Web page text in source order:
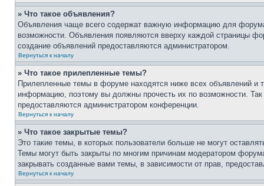
» Что такое объявления?
Объявления чаще всего содержат важную информацию для
возможности. Объявления появляются вверху каждой страницы
создание объявлений предоставляются администратором.
Вернуться к началу
» Что такое прилепленные темы?
Прилепленные темы в форуме находятся ниже всех объявлений и
информацию, поэтому вы должны прочесть их по возможности.
предоставляются администратором конференции.
Вернуться к началу
» Что такое закрытые темы?
Это такие темы, в которых пользователи больше не могут
Темы могут быть закрыты по многим причинам модератором
закрывать созданные вами темы, в зависимости от прав,
Вернуться к началу